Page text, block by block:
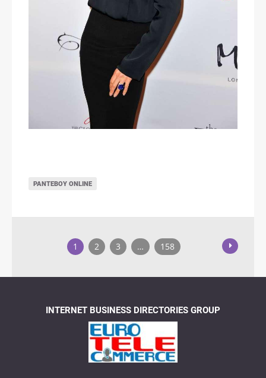
ΡΑΝΤΕΒΟΎ ONLINE
1 2 3 … 158
INTERNET BUSINESS DIRECTORIES GROUP